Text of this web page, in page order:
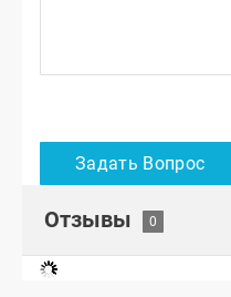
Отзывы